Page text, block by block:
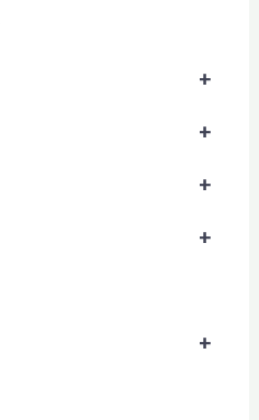
+
+
+
+
+